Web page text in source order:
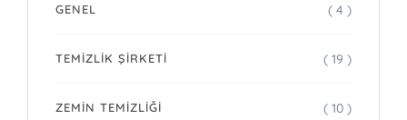
GENEL ( 4 )
TEMIZLIK ŞIRKETI ( 19 )
ZEMIN TEMIZLIĞI ( 10 )